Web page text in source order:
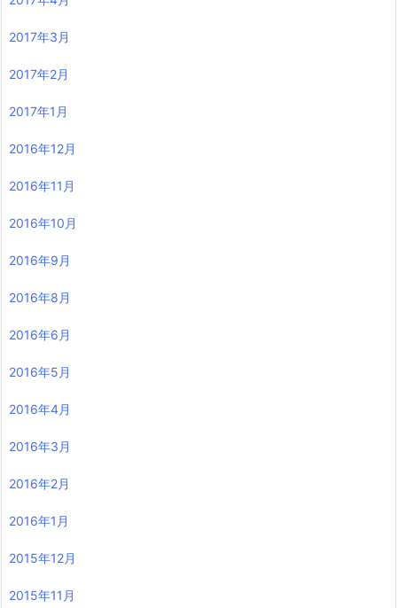
2017年3月
2017年2月
2017年1月
2016年12月
2016年11月
2016年10月
2016年9月
2016年8月
2016年6月
2016年5月
2016年4月
2016年3月
2016年2月
2016年1月
2015年12月
2015年11月